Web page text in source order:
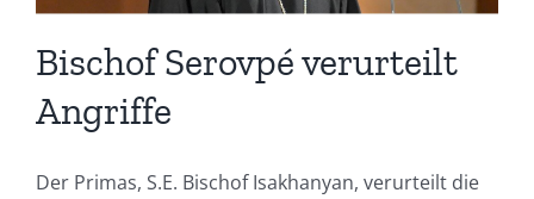
Bischof Serovpé verurteilt
Angriffe
Der Primas, S.E. Bischof Isakhanyan, verurteilt die